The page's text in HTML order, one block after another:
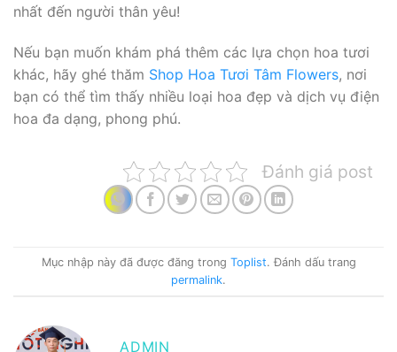
nhất đến người thân yêu!
Nếu bạn muốn khám phá thêm các lựa chọn hoa tươi
khác, hãy ghé thăm Shop Hoa Tươi Tâm Flowers, nơi
bạn có thể tìm thấy nhiều loại hoa đẹp và dịch vụ điện
hoa đa dạng, phong phú.
Đánh giá post
Mục nhập này đã được đăng trong Toplist. Đánh dấu trang
permalink.
ADMIN